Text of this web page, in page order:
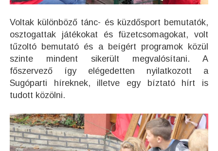
Voltak különböző tánc- és küzdősport bemutatók,
osztogattak játékokat és füzetcsomagokat, volt
tűzoltó bemutató és a beígért programok közül
szinte mindent sikerült megvalósítani. A
főszervező így elégedetten nyilatkozott a
Sugóparti híreknek, illetve egy bíztató hírt is
tudott közölni.